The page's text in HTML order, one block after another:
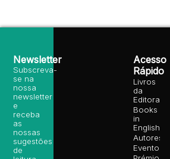
Acesso
Rápido
Livros
da
Editora
Books
in
English
Autores
Eventos
Newsletter
Subscreva-
se na
nossa
newsletter
e
receba
as
nossas
sugestões
de